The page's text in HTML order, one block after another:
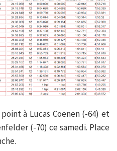
à Lucas Coenen (-64) et
(-70) ce samedi. Place